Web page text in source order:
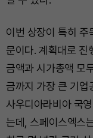
이번 상장이 특히 주
문이다. 계획대로 진
금액과 시가총액 모
금까지 가장 큰 기업
사우디아라비아 국
는데, 스페이스엑스